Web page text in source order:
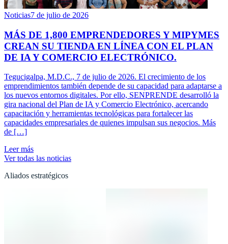
Noticias7 de julio de 2026
MÁS DE 1,800 EMPRENDEDORES Y MIPYMES
CREAN SU TIENDA EN LÍNEA CON EL PLAN
DE IA Y COMERCIO ELECTRÓNICO.
Tegucigalpa, M.D.C., 7 de julio de 2026. El crecimiento de los
emprendimientos también depende de su capacidad para adaptarse a
los nuevos entornos digitales. Por ello, SENPRENDE desarrolló la
gira nacional del Plan de IA y Comercio Electrónico, acercando
capacitación y herramientas tecnológicas para fortalecer las
capacidades empresariales de quienes impulsan sus negocios. Más
de […]
Leer más
Ver todas las noticias
Aliados estratégicos